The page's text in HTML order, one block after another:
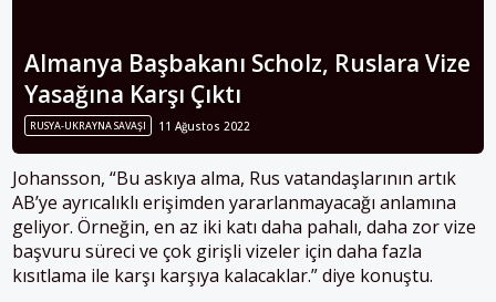
Almanya Başbakanı Scholz, Ruslara Vize
Yasağına Karşı Çıktı
RUSYA-UKRAYNA SAVAŞI 11 Ağustos 2022
Johansson, “Bu askıya alma, Rus vatandaşlarının artık
AB’ye ayrıcalıklı erişimden yararlanmayacağı anlamına
geliyor. Örneğin, en az iki katı daha pahalı, daha zor vize
başvuru süreci ve çok girişli vizeler için daha fazla
kısıtlama ile karşı karşıya kalacaklar.” diye konuştu.